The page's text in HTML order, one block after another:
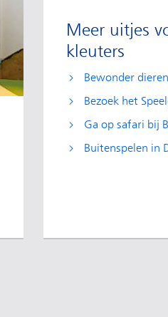
Meer uitjes
kleuters
Bewonder
Bezoek het
Ga op safari bij
Buitenspelen in